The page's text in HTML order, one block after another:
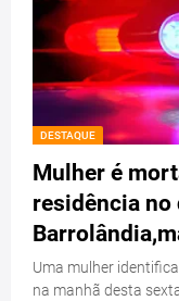
DESTAQUE
Mulher é
residência
Uma mulher
na manhã desta